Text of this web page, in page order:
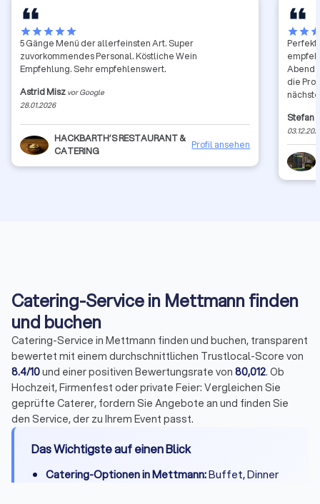
starstarstarstarstar
5 Gänge Menü der allerfeinsten Art. Super
zuvorkommendes Personal. Köstliche Wein
Empfehlung. Sehr empfehlenswert.
Astrid Misz vor Google
28.01.2026
HACKBARTH’S RESTAURANT &
CATERING
Profil ansehen
starstar
empfehlenswert. Die
die
Stefan
Catering-Service in Mettmann finden
und buchen
Catering-Service in Mettmann finden und buchen, transparent
bewertet mit einem durchschnittlichen Trustlocal-Score von
8.4/10und einer positiven Bewertungsrate von 80,012. Ob
Hochzeit, Firmenfest oder private Feier: Vergleichen Sie
geprüfte Caterer, fordern Sie Angebote an und finden Sie
den Service, der zu Ihrem Event passt.
Das Wichtigste auf einen Blick
Catering-Optionen in Mettmann:Buffet, Dinner